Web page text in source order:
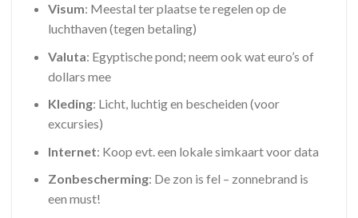
Visum: Meestal ter plaatse te regelen op de
luchthaven (tegen betaling)
Valuta: Egyptische pond; neem ook wat euro’s of
dollars mee
Kleding: Licht, luchtig en bescheiden (voor
excursies)
Internet: Koop evt. een lokale simkaart voor data
Zonbescherming: De zon is fel – zonnebrand is
een must!